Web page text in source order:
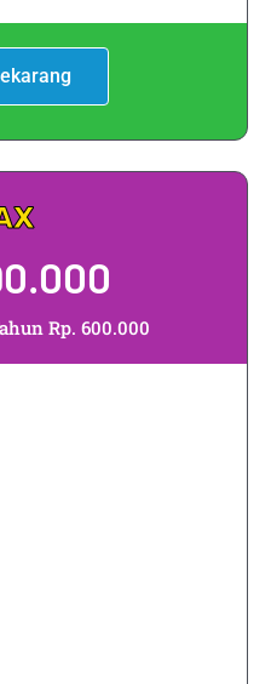
Rp. 600.000